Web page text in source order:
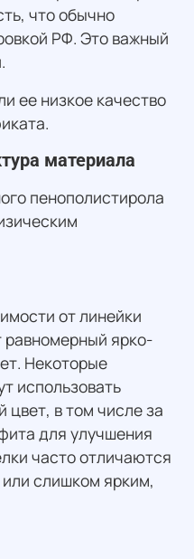
что обычно
РФ. Это важный
ее низкое качество
материала
пенополистирола
от линейки
ярко-
Некоторые
использовать
цвет, в том числе за
для улучшения
часто отличаются
слишком ярким,